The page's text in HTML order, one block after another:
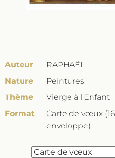
Auteur
RAPHAËL
Nature
Peintures
Thème
Vierge à l'Enfant
Format
Carte de vœux
enveloppe)